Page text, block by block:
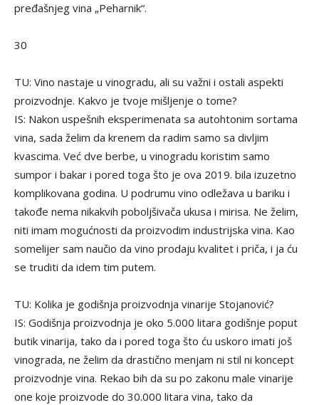
pređašnjeg vina „Peharnik“.
30
TU: Vino nastaje u vinogradu, ali su važni i ostali aspekti
proizvodnje. Kakvo je tvoje mišljenje o tome?
IS: Nakon uspešnih eksperimenata sa autohtonim sortama
vina, sada želim da krenem da radim samo sa divljim
kvascima. Već dve berbe, u vinogradu koristim samo
sumpor i bakar i pored toga što je ova 2019. bila izuzetno
komplikovana godina. U podrumu vino odležava u bariku i
takođe nema nikakvih poboljšivača ukusa i mirisa. Ne želim,
niti imam mogućnosti da proizvodim industrijska vina. Kao
somelijer sam naučio da vino prodaju kvalitet i priča, i ja ću
se truditi da idem tim putem.
TU: Kolika je godišnja proizvodnja vinarije Stojanović?
IS: Godišnja proizvodnja je oko 5.000 litara godišnje poput
butik vinarija, tako da i pored toga što ću uskoro imati još
vinograda, ne želim da drastično menjam ni stil ni koncept
proizvodnje vina. Rekao bih da su po zakonu male vinarije
one koje proizvode do 30.000 litara vina, tako da